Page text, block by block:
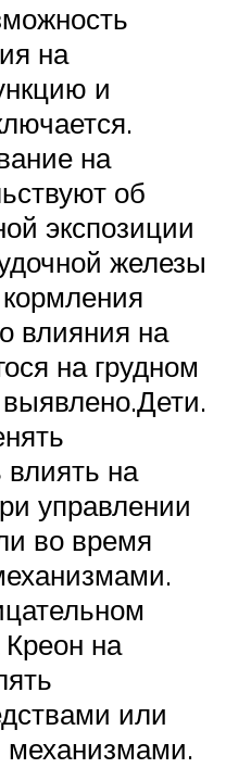
на
и
на
об
экспозиции
железы
влияния на
на грудном
на
управлении
во время
на
или
механизмами.